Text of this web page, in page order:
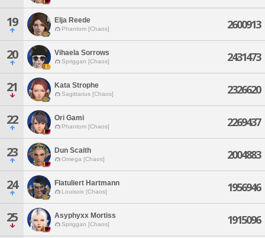
19 Elja Reede
Phantom [Chaos] 2600913
20 Vihaela Sorrows
Spriggan [Chaos] 2431473
21 Kata Strophe
Sagittarius [Chaos] 2326620
22 Ori Gami
Phantom [Chaos] 2269437
23 Dun Scaith
Omega [Chaos] 2004883
24 Flatuliert Hartmann
Louisoix [Chaos] 1956946
25 Asyphyxx Mortiss
Spriggan [Chaos] 1915096